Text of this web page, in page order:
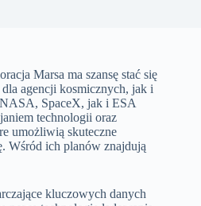
Marsa ma szansę stać się
agencji kosmicznych, jak i
SpaceX, jak i ESA
technologii oraz
umożliwią skuteczne
Wśród ich planów znajdują
kluczowych danych